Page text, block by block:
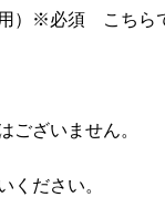
） ※必須 こちら
ございません。
ください。